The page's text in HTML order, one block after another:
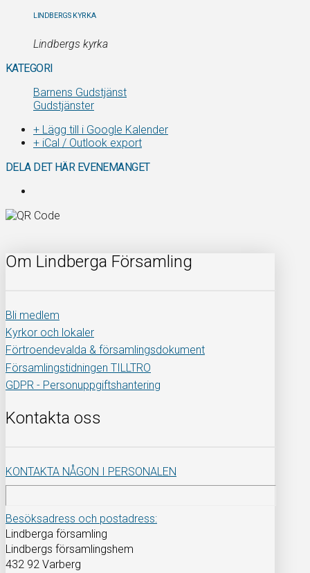
LINDBERGS KYRKA
Lindbergs kyrka
KATEGORI
Barnens Gudstjänst
Gudstjänster
+ Lägg till i Google Kalender
+ iCal / Outlook export
DELA DET HÄR EVENEMANGET
Om Lindberga Församling
Bli medlem
Kyrkor och lokaler
Förtroendevalda & församlingsdokument
Församlingstidningen TILLTRO
GDPR - Personuppgiftshantering
Kontakta oss
KONTAKTA NÅGON I PERSONALEN
Besöksadress och postadress:
Lindberga församling
Lindbergs församlingshem
432 92 Varberg